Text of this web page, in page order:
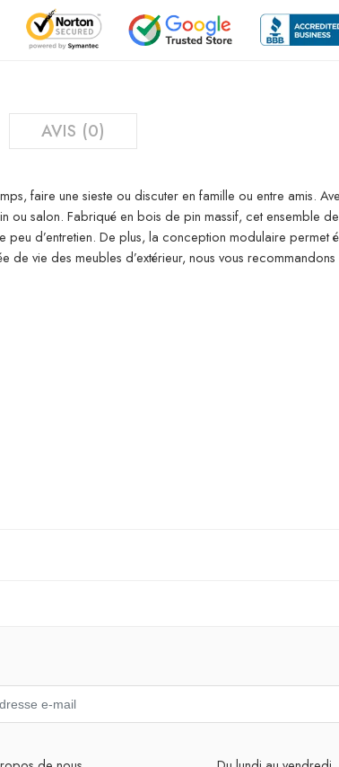
AVIS (0)
faire une sieste ou discuter en famille ou entre amis.
salon. Fabriqué en bois de pin massif, cet ensemble
peu d’entretien. De plus, la conception modulaire permet
vie des meubles d’extérieur, nous vous